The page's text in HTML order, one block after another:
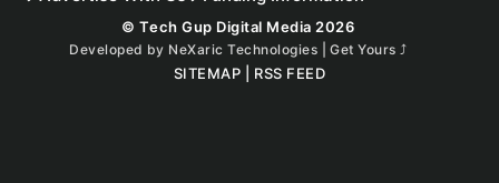
© Tech Gup Digital Media 2026
Developed by NeXaric Technologies | Get Yours⤴︎
SITEMAP RSS FEED